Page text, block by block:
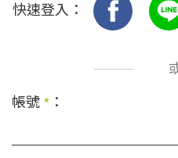
快速登入：
帳號 * ：